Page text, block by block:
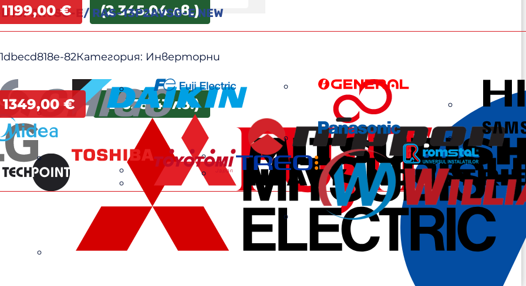
1199,00 € (2 345.04 лв.)
E/ RAS-13P2AVSG-E NEW
82Категория: Инверторни
1349,00 € (2 638.41 лв.)